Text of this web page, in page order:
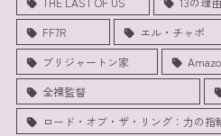
FF7R
エル・チャポ
ブリジャートン家
全裸監督
ロード・オブ・ザ・リング：力の指